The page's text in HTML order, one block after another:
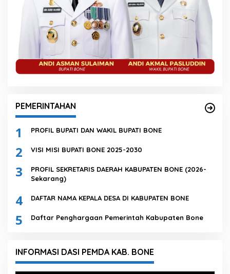
PEMERINTAHAN
1 PROFIL BUPATI DAN WAKIL BUPATI BONE
2 VISI MISI BUPATI BONE 2025-2030
3
PROFIL SEKRETARIS DAERAH KABUPATEN BONE (2026-
Sekarang)
4 DAFTAR NAMA KEPALA DESA DI KABUPATEN BONE
5 Daftar Penghargaan Pemerintah Kabupaten Bone
INFORMASI DASI PEMDA KAB. BONE